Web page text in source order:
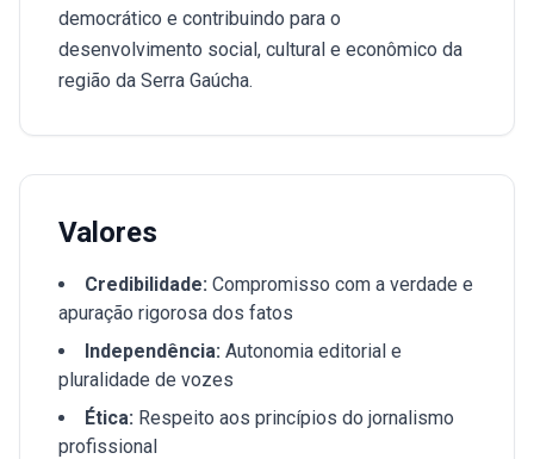
democrático e contribuindo para o
desenvolvimento social, cultural e econômico da
região da Serra Gaúcha.
Valores
Credibilidade: Compromisso com a verdade e
apuração rigorosa dos fatos
Independência: Autonomia editorial e
pluralidade de vozes
Ética: Respeito aos princípios do jornalismo
profissional